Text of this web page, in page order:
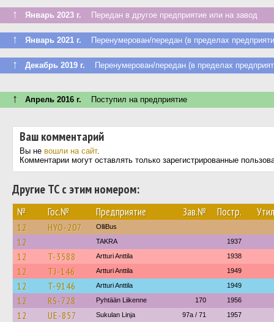
↑ Январь 2023 г. Передан в другое предприятие или на завод
↑ Январь 2021 г. Перенумерован/передан (в пределах
↑ Декабрь 2019 г. Перенумерован/передан (в пределах
↑ Апрель 2016 г. Поступил на предприятие
Ваш комментарий
Вы не вошли на сайт.
Комментарии могут оставлять только зарегистрированные
Другие ТС с этим номером:
№ Гос.№ Предприятие Зав.№ Постр.
12 HYO-207 OlliBus
12 TAKRA 1937
12 T-3588 Artturi Anttila 1938
12 TJ-146 Artturi Anttila 1949
12 T-9146 Artturi Anttila 1949
12 RS-728 Pyhtään Liikenne 170 1956
12 UE-857 Sukulan Linja 97a / 71 1957